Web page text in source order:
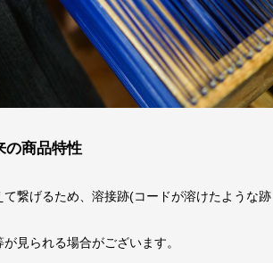
の商品特性
繋げるため、溶接跡(コードが溶けたような跡
見られる場合がございます。